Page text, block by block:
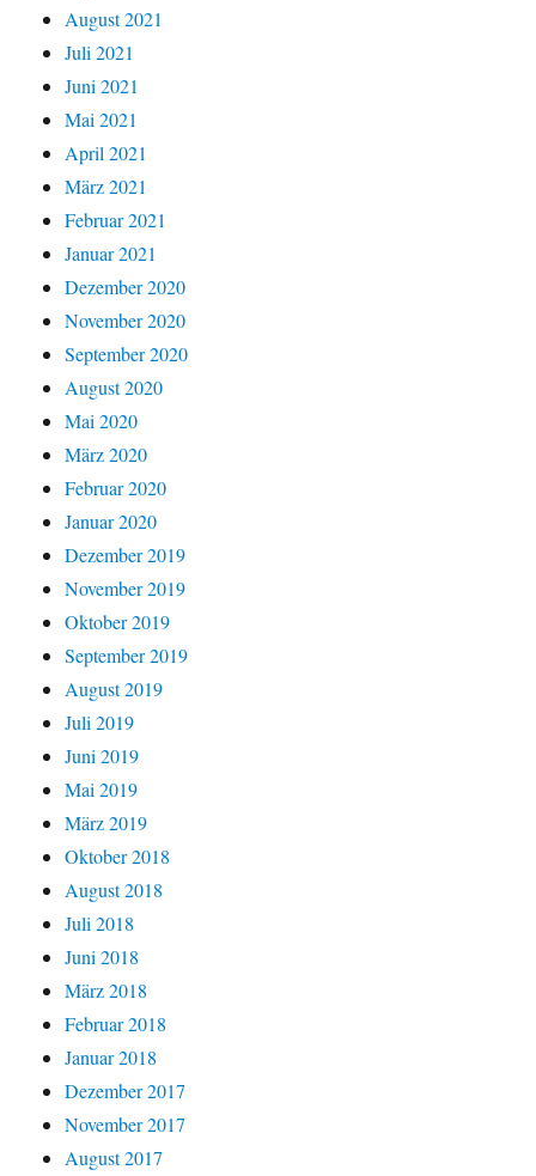
August 2021
Juli 2021
Juni 2021
Mai 2021
April 2021
März 2021
Februar 2021
Januar 2021
Dezember 2020
November 2020
September 2020
August 2020
Mai 2020
März 2020
Februar 2020
Januar 2020
Dezember 2019
November 2019
Oktober 2019
September 2019
August 2019
Juli 2019
Juni 2019
Mai 2019
März 2019
Oktober 2018
August 2018
Juli 2018
Juni 2018
März 2018
Februar 2018
Januar 2018
Dezember 2017
November 2017
August 2017